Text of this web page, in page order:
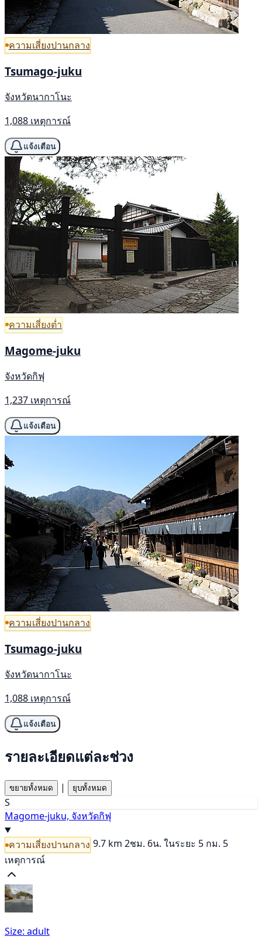
ความเสี่ยงปานกลาง
Tsumago-juku
จังหวัดนากาโนะ
1,088 เหตุการณ์
แจ้งเตือน
ความเสี่ยงต่ำ
Magome-juku
จังหวัดกิฟุ
1,237 เหตุการณ์
แจ้งเตือน
ความเสี่ยงปานกลาง
Tsumago-juku
จังหวัดนากาโนะ
1,088 เหตุการณ์
แจ้งเตือน
รายละเอียดแต่ละช่วง
ขยายทั้งหมด | ยุบทั้งหมด
S
Magome-juku, จังหวัดกิฟุ
ความเสี่ยงปานกลาง 9.7 km 2ชม. 6น. ในระยะ 5 กม. 5
เหตุการณ์
Size: adult